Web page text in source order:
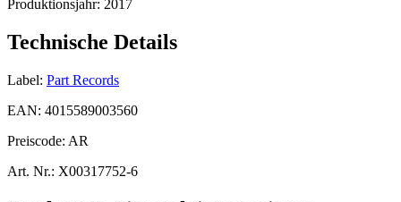
Produktionsjahr: 2017
Technische Details
Label: Part Records
EAN: 4015589003560
Preiscode: AR
Art. Nr.: X00317752-6